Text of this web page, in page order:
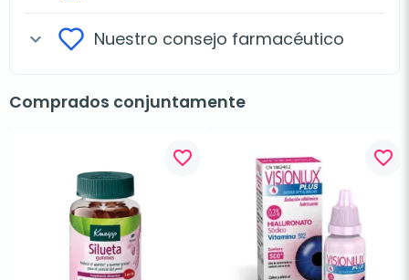
expand_more Nuestro consejo farmacéutico
Comprados conjuntamente
favorite_border favorite_border